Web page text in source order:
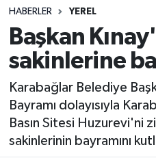
HABERLER YEREL
Başkan
sakinlerine
Karabağlar Belediye
Bayramı dolayısıyla
Basın Sitesi Huzurevi'ni
sakinlerinin bayramını
Politika
Spor
Ekonomi
Sağlık
Süper Lig Puan
Tüm Manşetler
Son Dakika Haberleri
Haber Arşivi